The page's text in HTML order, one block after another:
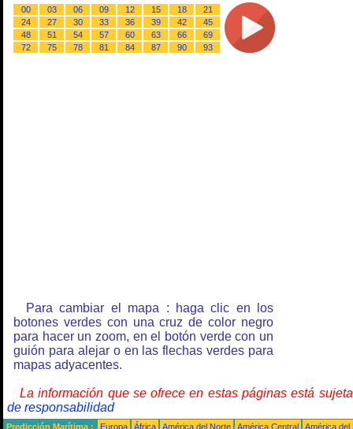
00 03 06 09 12 15 18
21
24
27 30 33 36 39 42
45
48
51 54 57 60 63 66
69
72
75 78 81 84 87 90 93
Para cambiar el mapa : haga clic en los
botones verdes con una cruz de color negro
para hacer un zoom, en el botón verde con un
guión para alejar o en las flechas verdes para
mapas adyacentes.
La información que se ofrece en estas páginas está
de responsabilidad
Predicción Marítima : Europa África América del Norte América Central
América del